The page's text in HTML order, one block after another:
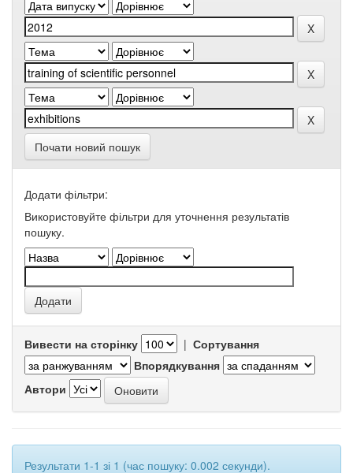
Почати новий пошук
Додати фільтри:
Використовуйте фільтри для уточнення результатів
пошуку.
Вивести на сторінку | Сортування
Впорядкування
Автори
Результати 1-1 зі 1 (час пошуку: 0.002 секунди).